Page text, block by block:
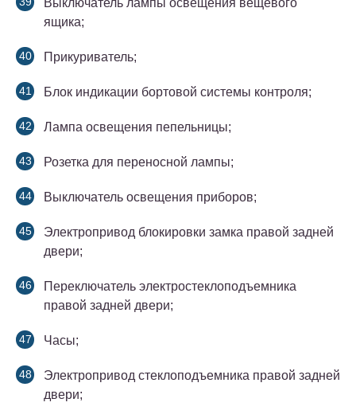
Выключатель лампы освещения вещевого
ящика;
Прикуриватель;
Блок индикации бортовой системы контроля;
Лампа освещения пепельницы;
Розетка для переносной лампы;
Выключатель освещения приборов;
Электропривод блокировки замка правой задней
двери;
Переключатель электростеклоподъемника
правой задней двери;
Часы;
Электропривод стеклоподъемника правой задней
двери;